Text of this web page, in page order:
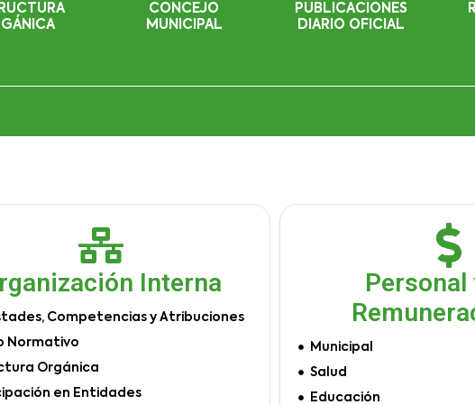
CONCEJO
MUNICIPAL
PUBLICACIONES
DIARIO OFICIAL
Interna
Competencias y Atribuciones
Normativo
Orgánica
en Entidades
Personal
Municipal
Salud
Educación